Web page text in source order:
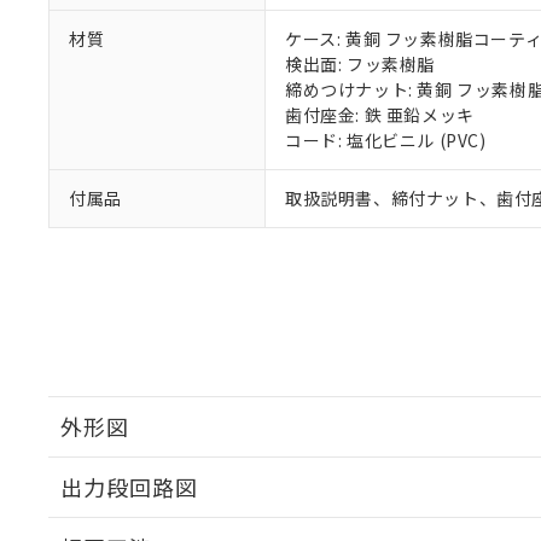
材質
ケース: 黄銅 フッ素樹脂コーテ
検出面: フッ素樹脂
締めつけナット: 黄銅 フッ素樹
歯付座金: 鉄 亜鉛メッキ
コード: 塩化ビニル (PVC)
付属品 取扱説明書、締付ナット、歯付
外形図
出力段回路図